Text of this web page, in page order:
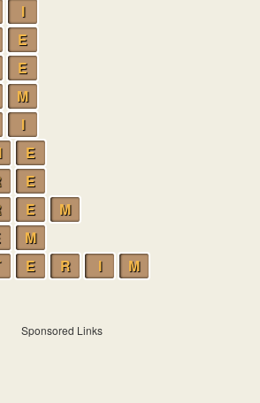
I
E
E
M
I
E
E
E
M
M
E R I M
Sponsored Links